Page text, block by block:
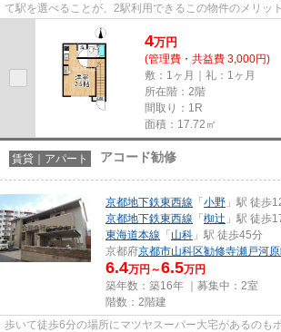
て駅を選べることが、2駅利用できるこの物件のメリッ
4万円
(管理費・共益費 3,000円)
敷：1ヶ月｜礼：1ヶ月
所在階：2階
間取り：1R
面積：17.72㎡
賃貸｜アパート アコード勧修
京都地下鉄東西線 「 小野 」駅 徒歩
京都地下鉄東西線 「 椥辻 」駅 徒歩
東海道本線 「 山科 」駅 徒歩45分
京都府京都市山科区勧修寺瀬戸河
6.4万円～6.5万円
築年数：築16年 ｜募集中： 2室
階数：2階建
歩いて徒歩6分の場所にマツヤスーパー大宅があるのも